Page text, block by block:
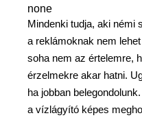
none
Mindenki tudja, aki némi
a reklámoknak nem
soha nem az értelemre,
érzelmekre akar hatni.
ha jobban
a vízlágyító képes